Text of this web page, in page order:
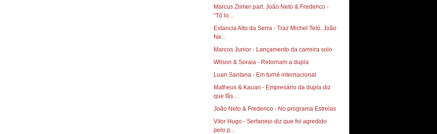
Marcus Ziimer part. João Neto & Frederico -
“Tô lo...
Estancia Alto da Serra - Traz Michel Teló, João
Ne...
Marcos Junior - Lançamento da carreira solo
Wilson & Soraia - Retornam a dupla
Luan Santana - Em turnê internacional
Matheus & Kauan - Empresário da dupla diz
que fãs ...
João Neto & Frederico - No programa Estrelas
Vitor Hugo - Sertanejo diz que foi agredido
pelo p...